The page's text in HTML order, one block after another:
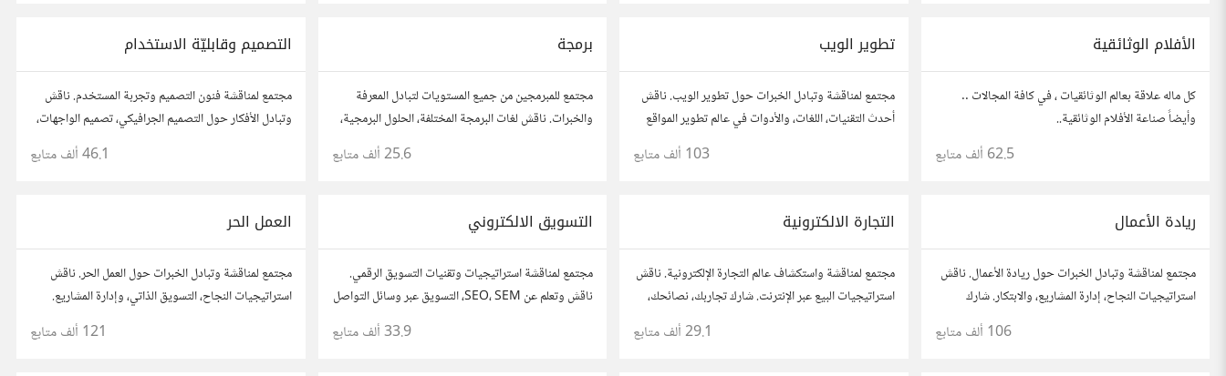
الأفلام الوثائقية
كل ماله علاقة بعالم الوثائقيات ، في كافة المجالات ..
وأيضاً صناعة الأفلام الوثائقية..
62.5 ألف متابع
تطوير الويب
مجتمع لمناقشة وتبادل الخبرات حول تطوير الويب. ناقش
أحدث التقنيات، اللغات، والأدوات في عالم تطوير المواقع
والتطبيقات. شارك مشاريعك، اسأل عن نصائح، وتعاون مع
103 ألف متابع
برمجة
مجتمع للمبرمجين من جميع المستويات لتبادل المعرفة
والخبرات. ناقش لغات البرمجة المختلفة، الحلول البرمجية،
25.6 ألف متابع
التصميم وقابليّة الاستخدام
مجتمع لمناقشة فنون التصميم وتجربة المستخدم. ناقش
وتبادل الأفكار حول التصميم الجرافيكي، تصميم الواجهات،
وقابلية الاستخدام. شارك أفكارك وأسئلتك، وتواصل مع
مصممين ومتخصصين في تحسين تجربة المستخدم.
46.1 ألف متابع
ريادة الأعمال
مجتمع لمناقشة وتبادل الخبرات حول ريادة الأعمال. ناقش
استراتيجيات النجاح، إدارة المشاريع، والابتكار. شارك
أفكارك، قصص نجاحك، وأسئلتك، وتواصل مع رواد أعمال
106 ألف متابع
التجارة الالكترونية
مجتمع لمناقشة واستكشاف عالم التجارة الإلكترونية. ناقش
استراتيجيات البيع عبر الإنترنت. شارك تجاربك، نصائحك،
وأسئلتك، وتواصل مع محترفين في هذا المجال.
29.1 ألف متابع
التسويق الالكتروني
مجتمع لمناقشة استراتيجيات وتقنيات التسويق الرقمي.
ناقش وتعلم عن SEO، SEM، التسويق عبر وسائل التواصل
الاجتماعي، وتحليل البيانات. شارك تجاربك، نصائحك،
وأسئلتك، وتواصل مع متخصصين في هذا المجال.
33.9 ألف متابع
العمل الحر
مجتمع لمناقشة وتبادل الخبرات حول العمل الحر. ناقش
استراتيجيات النجاح، التسويق الذاتي، وإدارة المشاريع.
شارك قصصك، نصائحك، وأسئلتك، وتواصل مع محترفين
121 ألف متابع